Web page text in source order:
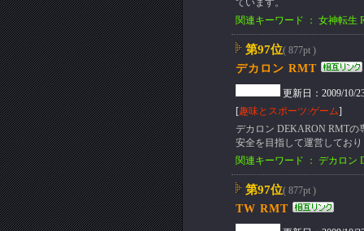
ています。
関連キーワード ： 女神転生
第97位( 877pt )
デカロン RMT
更新日：2009/10/
[趣味とスポーツ:ゲーム]
デカロン DEKARON RMTの
安全を目指して運営してお
関連キーワード ： デカロン
第97位( 877pt )
TW RMT